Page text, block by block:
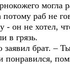
могла
потому раб не
- он не хотел,
в грязь.
заявил брат. –
понравился,